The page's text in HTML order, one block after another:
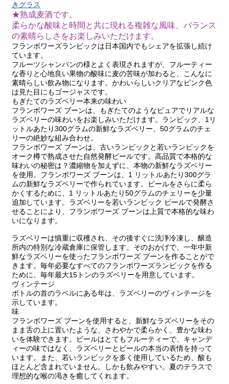
きグラス
★熟成麦酒です。
柔らかな酸味と時間と共に現れる複雑な風味、バランス
の素晴らしさをお楽しみいただけます。
フランボワーズランビックは日本国内でもシェアを拡張し続け
ています。
フルーツシャンパンの様とよく表現されますが、フルーティー
な香りと心地良い果物の酸味に麦の苦味が加わると、こんなに
素晴らしい飲み物になります。かわいらしいクリアなピンク色
は見た目にもゴージャスです。
もぎたてのラズベリー本来の味わい
フランボワーズ ブーンは、もぎたてのようなピュアでリアルな
ラズベリーの味わいをお楽しみいただけます。ランビック、1リ
ットルあたり300グラムの新鮮なラズベリー、50グラムのチェ
リーの絶妙な組み合わせ。
フランボワーズ ブーンは、古いランビックと若いランビックを
オーク樽で熟成させた自然発酵ビールです。高品質で本格的な
味わいの秘密は？濃縮物を加えずに、本物の新鮮なラズベリー
を使用。フランボワーズ ブーンは、1 リットルあたり300グラ
ムの新鮮なラズベリーで作られています。ビールをさらに柔ら
かくするために、1 リットルあたり50グラムのチェリーを少量
追加しています。ラズベリーを若いランビック ビールで発酵さ
せることにより、フランボワーズ ブーンは上質で本格的な味わ
いになります。
ラズベリーは慎重に収穫され、その後すぐに洗浄冷凍し、醸造
所内の特別な冷蔵倉庫に保管します。そのおかげで、一年中新
鮮なラズベリーを使ったフランボワーズ ブーンを作ることがで
きます。毎年必要なすべてのフランボワーズランビックを作る
ために、毎年最大15トンのラズベリーを用意しています。
ヴィンテージ
ボトルの首のラベルにある年は、ラズベリーのヴィンテージを
示しています。
味
フランボワーズ ブーンを使用すると、新鮮なラズベリーをその
まま舌の上に置いたような、さわやかで柔らかく、豊かな味わ
いを体験できます。ビールはとてもフルーティーで、キャンデ
ィーの味ではなく、ラズベリーとビールの本当の表情を持って
います。また、若いランビックを多く使用しているため、酸も
ほとんど含まれていません。しかも飲みやすい。夏のテラスで
理想的な喉の渇きを癒してくれます。